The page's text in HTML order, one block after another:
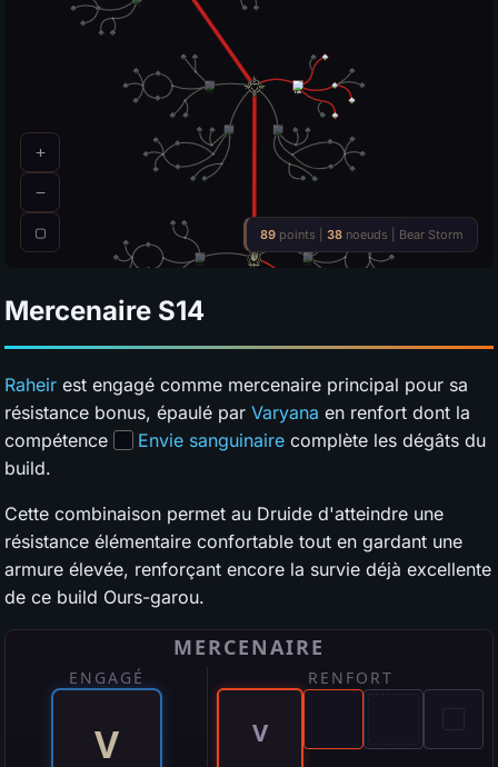
Mercenaire S14
Raheir est engagé comme mercenaire principal pour sa
résistance bonus, épaulé par Varyana en renfort dont la
compétence
Envie sanguinaire complète les dégâts du
build.
Cette combinaison permet au Druide d'atteindre une
résistance élémentaire confortable tout en gardant une
armure élevée, renforçant encore la survie déjà excellente
de ce build Ours-garou.